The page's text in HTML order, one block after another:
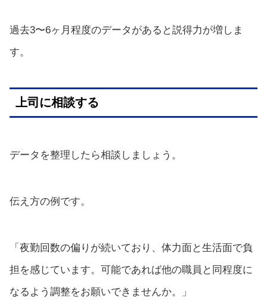
過去3〜6ヶ月程度のデータがあると説得力が増しま
す。
上司に相談する
データを整理したら相談しましょう。
伝え方の例です。
「夜勤回数の偏りが続いており、体力面と生活面で負
担を感じています。可能であれば他の職員と同程度に
なるよう調整をお願いできませんか。」